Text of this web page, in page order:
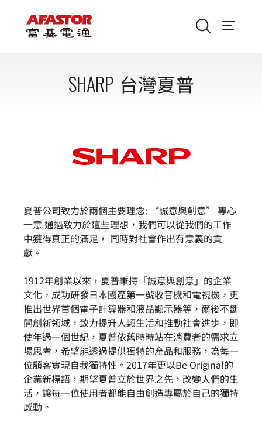
SHARP 台灣夏普
夏普公司致力於兩個主要理念: “誠意與創意” 專心
一意 通過致力於這些理想，我們可以從我們的工作
中獲得真正的滿足， 同時對社會作出有意義的貢
獻。
1912年創業以來，夏普秉持「誠意與創意」的企業
文化，成功研發日本國產第一號收音機和電視機，更
推出世界首個電子計算器和液晶顯示器等，爾後不斷
開創新領域，致力提升人類生活和推動社會進步，即
使年過一個世紀，夏普依舊時時站在消費者的需求立
場思考，希望能透過提供獨特的產品和服務，為每一
位顧客實現自我獨特性。2017年更以Be Original的
企業新標語，期望夏普立於世界之先，改變人們的生
活，讓每一位使用者都能自由創造專屬於自己的獨特
感動。